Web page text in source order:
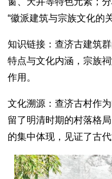
“徽派建筑与宗族文化的关
知识链接：查济古建筑
特点与文化内涵，宗族
作用。
文化溯源：查济古村作
留了明清时期的村落格
的集中体现，见证了古